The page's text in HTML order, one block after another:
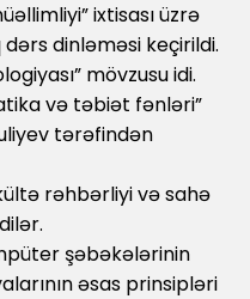
ixtisası üzrə
dinləməsi keçirildi.
mövzusu idi.
və təbiət fənləri”
tərəfindən
rəhbərliyi və sahə
şəbəkələrinin
əsas prinsipləri